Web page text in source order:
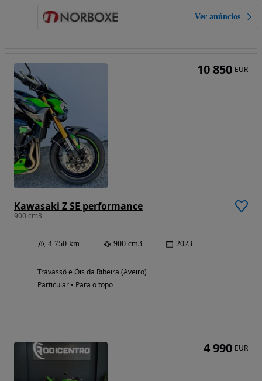
Ver anúncios
Kawasaki Z SE performance
900 cm3
4 750 km 900 cm3 2023
Travassô e Óis da Ribeira (Aveiro)
Particular • Para o topo
10 850 EUR
4 990 EUR